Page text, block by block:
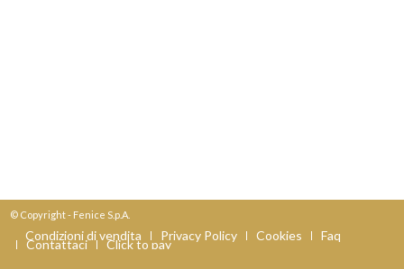
© Copyright - Fenice S.p.A.
Condizioni di vendita Privacy Policy Cookies Faq
Contattaci Click to pay